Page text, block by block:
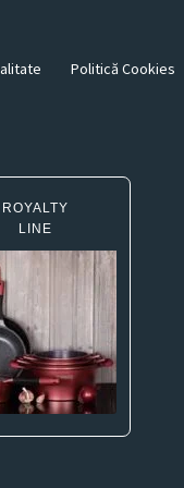
Politică Cookies
ROYALTY
LINE